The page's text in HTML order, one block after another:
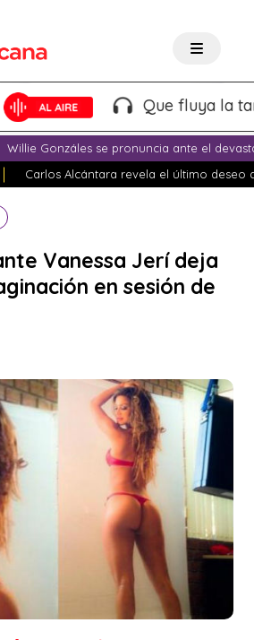
Que fluya la tarde!
Willie Gonzáles se pronuncia ante el
Carlos Alcántara revela el último deseo
Vanessa Jerí deja
en sesión de